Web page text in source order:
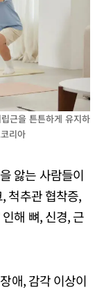
근을 튼튼하게 유지하
리아
앓는 사람들이
척추관 협착증,
해 뼈, 신경, 근
애, 감각 이상이